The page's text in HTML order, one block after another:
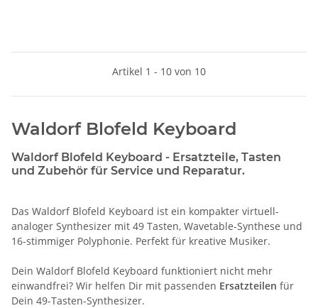
Artikel 1 - 10 von 10
Waldorf Blofeld Keyboard
Waldorf Blofeld Keyboard - Ersatzteile, Tasten
und Zubehör für Service und Reparatur.
Das Waldorf Blofeld Keyboard ist ein kompakter virtuell-
analoger Synthesizer mit 49 Tasten, Wavetable-Synthese und
16-stimmiger Polyphonie. Perfekt für kreative Musiker.
Dein Waldorf Blofeld Keyboard funktioniert nicht mehr
einwandfrei? Wir helfen Dir mit passenden Ersatzteilen für
Dein 49-Tasten-Synthesizer.